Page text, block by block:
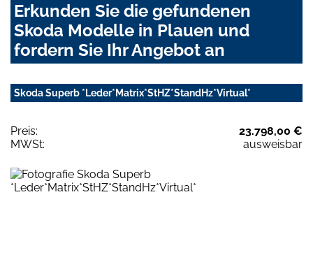
Erkunden Sie die gefundenen
Skoda Modelle in Plauen und
fordern Sie Ihr Angebot an
Skoda Superb *Leder*Matrix*StHZ*StandHz*Virtual*
Preis:
23.798,00 €
MWSt:
ausweisbar